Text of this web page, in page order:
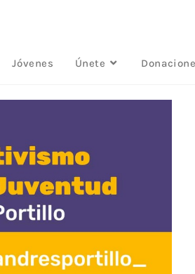
Jóvenes Únete